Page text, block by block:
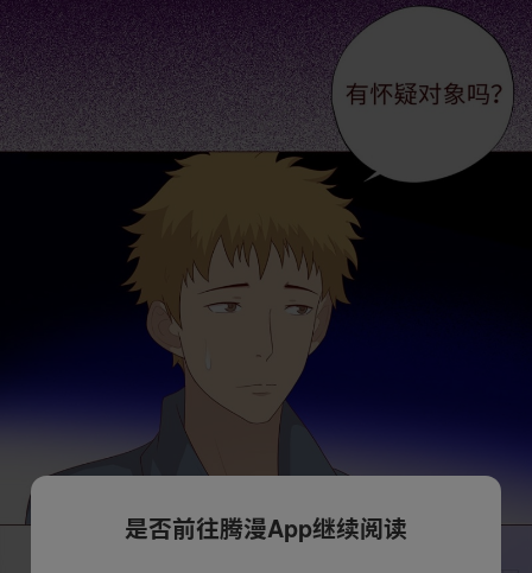
是否前往腾漫App继续阅读